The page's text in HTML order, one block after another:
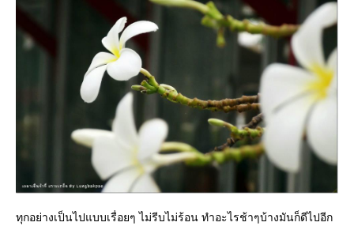
ทุกอย่างเป็นไปแบบเรื่อยๆ ไม่รีบไม่ร้อน ทำอะไรช้าๆบ้างมันก็ดีไปอีก